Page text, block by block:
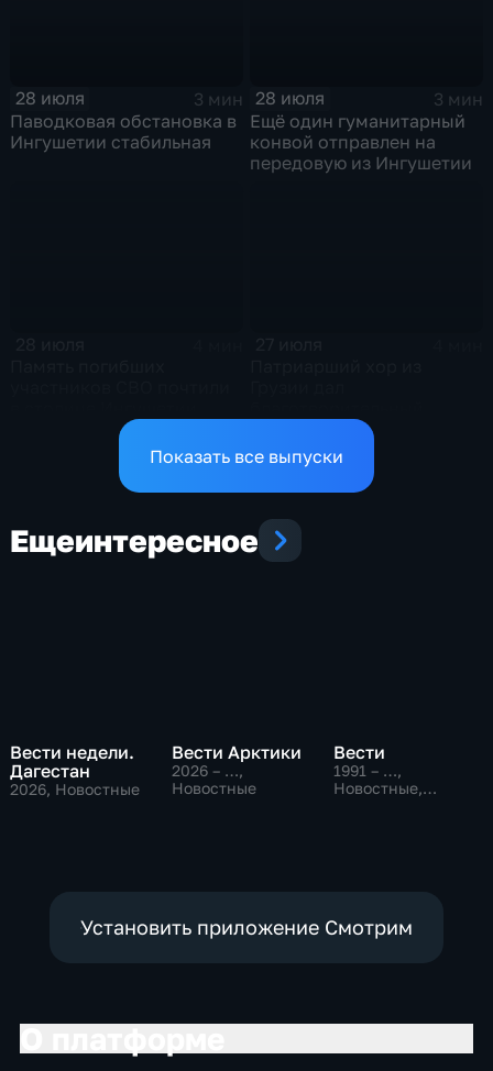
28 июля
3 мин
Паводковая обстановка в
Ингушетии стабильная
28 июля
3 мин
Ещё один гуманитарный
конвой отправлен на
передовую из Ингушетии
концерт в Ингушетии
Показать все выпуски
Ещеинтересное
Вести недели.
Дагестан
2026, Новостные
Вести Арктики
2026 – …,
Новостные
Вести
1991 – …,
Новостные,
Установить приложение Смотрим